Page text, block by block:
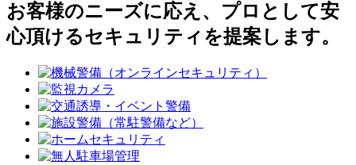
ビ
ゲ
お客様のニーズに応え、プロとして安
心頂けるセキュリティを提案します。